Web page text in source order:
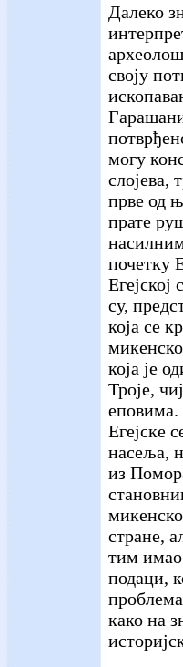
Далеко
своју
могу
слојева,
прве од
прате
почетку
су,
која се
која је
Троје,
еповима.
Егејске
насеља,
из
стране,
тим
подаци,
како на